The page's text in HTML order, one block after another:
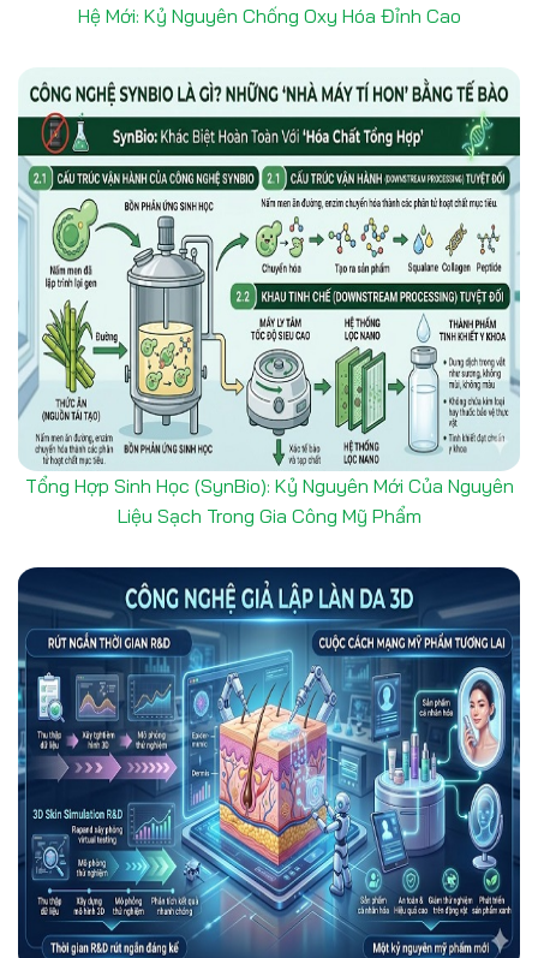
Hệ Mới: Kỷ Nguyên Chống Oxy Hóa Đỉnh Cao
Tổng Hợp Sinh Học (SynBio): Kỷ Nguyên Mới Của Nguyên
Liệu Sạch Trong Gia Công Mỹ Phẩm